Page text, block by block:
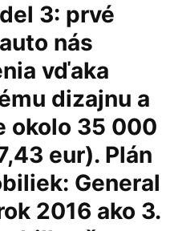
3: prvé
nás
vďaka
dizajnu a
okolo 35 000
eur). Plán
General
2016 ako 3.